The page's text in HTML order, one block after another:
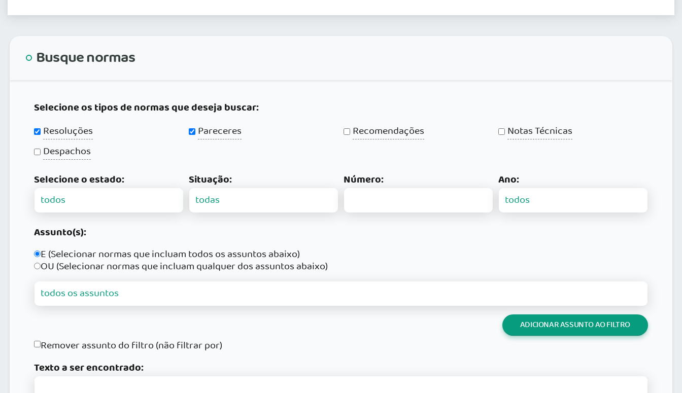
Busque normas
Selecione os tipos de normas que deseja buscar:
Resoluções Pareceres Recomendações
Notas Técnicas
Despachos
Selecione o estado: Situação: Número: Ano:
Assunto(s):
E (Selecionar normas que incluam todos os assuntos abaixo)
OU (Selecionar normas que incluam qualquer dos assuntos abaixo)
ADICIONAR ASSUNTO AO FILTRO
Remover assunto do filtro (não filtrar por)
Texto a ser encontrado: